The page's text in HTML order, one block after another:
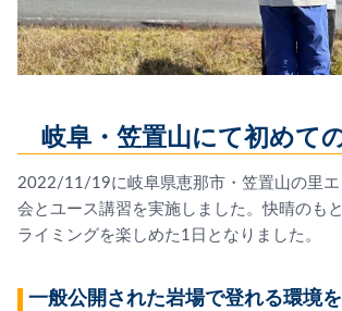
岐阜・笠置山にて初めて
2022/11/19に岐阜県恵那市・笠置山の里エ
会とユース講習を実施しました。快晴のも
ライミングを楽しめた1日となりました。
一般公開された岩場で登れる環境